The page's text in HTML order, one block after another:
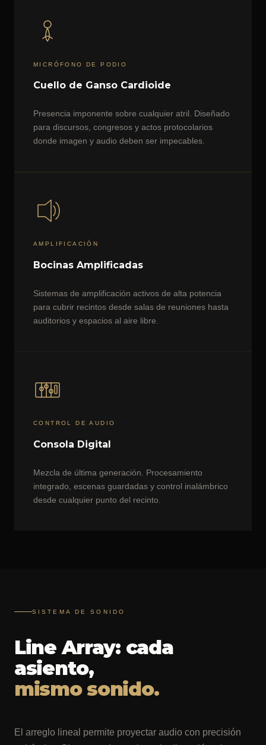
MICRÓFONO DE PODIO
Cuello de Ganso Cardioide
Presencia imponente sobre cualquier atril. Diseñado
para discursos, congresos y actos protocolarios
donde imagen y audio deben ser impecables.
AMPLIFICACIÓN
Bocinas Amplificadas
Sistemas de amplificación activos de alta potencia
para cubrir recintos desde salas de reuniones hasta
auditorios y espacios al aire libre.
CONTROL DE AUDIO
Consola Digital
Mezcla de última generación. Procesamiento
integrado, escenas guardadas y control inalámbrico
desde cualquier punto del recinto.
SISTEMA DE SONIDO
Line Array: cada
asiento,
mismo sonido.
El arreglo lineal permite proyectar audio con precisión